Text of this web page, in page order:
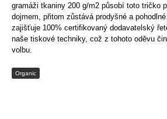
gramáži tkaniny 200 g/m2 působí toto tričko
dojmem, přitom zůstává prodyšné a
zajišťuje 100% certifikovaný dodavatelský
naše tiskové techniky, což z tohoto oděvu
volbu.
Organic